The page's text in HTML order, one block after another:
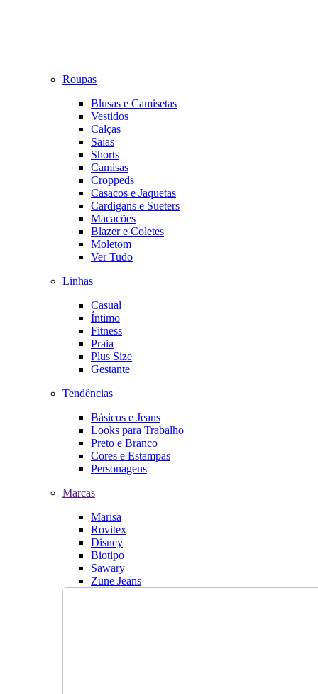
Roupas
Blusas e Camisetas
Vestidos
Calças
Saias
Shorts
Camisas
Croppeds
Casacos e Jaquetas
Cardigans e Sueters
Macacões
Blazer e Coletes
Moletom
Ver Tudo
Linhas
Casual
Íntimo
Fitness
Praia
Plus Size
Gestante
Tendências
Básicos e Jeans
Looks para Trabalho
Preto e Branco
Cores e Estampas
Personagens
Marcas
Marisa
Rovitex
Disney
Biotipo
Sawary
Zune Jeans